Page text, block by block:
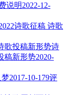
说明2022-12-
诗歌征稿 诗歌
诗
稿新形势2020-
梦2017-10-179评